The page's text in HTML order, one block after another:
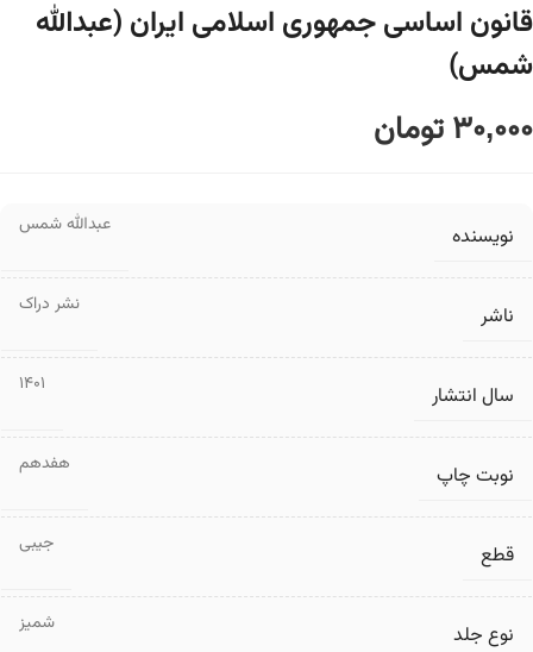
قانون اساسی جمهوری اسلامی ایران (عبدالله
شمس)
30,000تومان
نویسنده عبدالله شمس
ناشر نشر دراک
سال انتشار 1401
نوبت چاپ هفدهم
قطع جیبی
نوع جلد شمیز